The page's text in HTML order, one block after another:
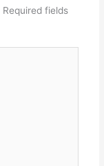
Required fields